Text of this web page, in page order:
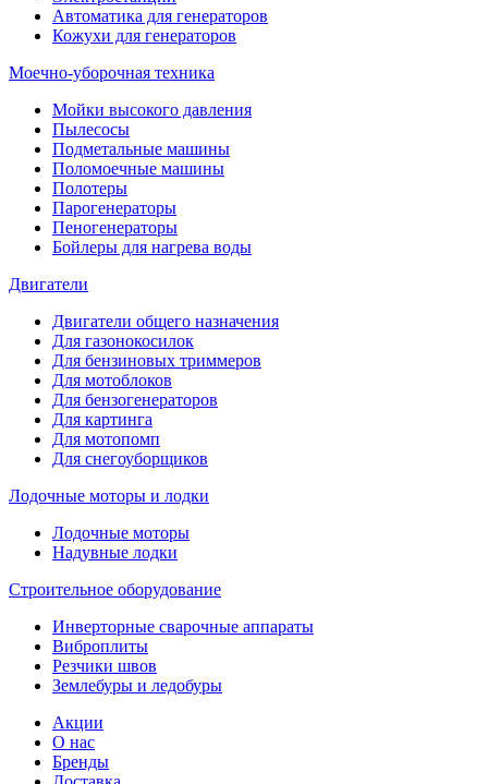
Автоматика для генераторов
Кожухи для генераторов
Моечно-уборочная техника
Мойки высокого давления
Пылесосы
Подметальные машины
Поломоечные машины
Полотеры
Парогенераторы
Пеногенераторы
Бойлеры для нагрева воды
Двигатели
Двигатели общего назначения
Для газонокосилок
Для бензиновых триммеров
Для мотоблоков
Для бензогенераторов
Для картинга
Для мотопомп
Для снегоуборщиков
Лодочные моторы и лодки
Лодочные моторы
Надувные лодки
Строительное оборудование
Инверторные сварочные аппараты
Виброплиты
Резчики швов
Землебуры и ледобуры
Акции
О нас
Бренды